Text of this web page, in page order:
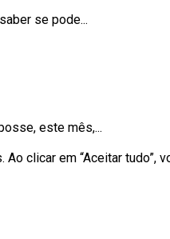
se pode...
este mês,...
clicar em “Aceitar tudo”,